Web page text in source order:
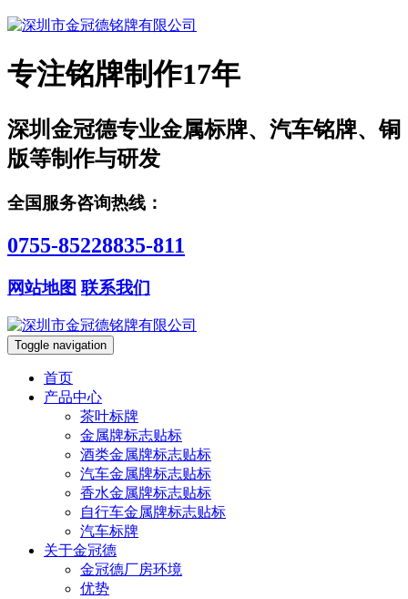
专注铭牌制作17年
深圳金冠德专业金属标牌、汽车铭牌、铜
版等制作与研发
全国服务咨询热线：
0755-85228835-811
网站地图 联系我们
Toggle navigation
首页
产品中心
茶叶标牌
金属牌标志贴标
酒类金属牌标志贴标
汽车金属牌标志贴标
香水金属牌标志贴标
自行车金属牌标志贴标
汽车标牌
关于金冠德
金冠德厂房环境
优势